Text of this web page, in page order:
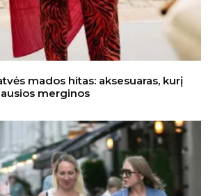
mados hitas: aksesuaras, kurį
merginos